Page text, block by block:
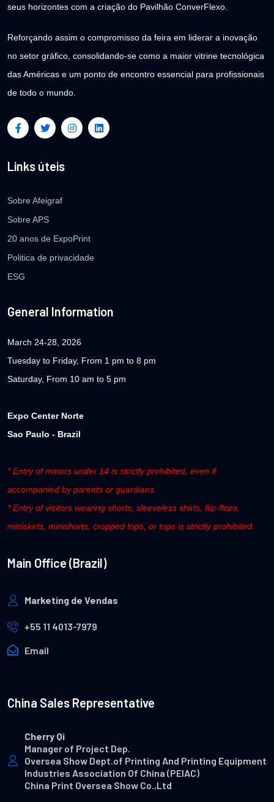
seus horizontes com a criação do Pavilhão ConverFlexo.
Reforçando assim o compromisso da feira em liderar a inovação
no setor gráfico, consolidando-se como a maior vitrine tecnológica
das Américas e um ponto de encontro essencial para profissionais
de todo o mundo.
Links úteis
Sobre Afeigraf
Sobre APS
20 anos de ExpoPrint
Politica de privacidade
ESG
General Information
March 24-28, 2026
Tuesday to Friday, From 1 pm to 8 pm
Saturday, From 10 am to 5 pm
Expo Center Norte
Sao Paulo - Brazil
* Entry of minors under 14 is strictly prohibited, even if
accompanied by parents or guardians.
* Entry of visitors wearing shorts, sleeveless shirts, flip-flops,
miniskirts, minishorts, cropped tops, or tops is strictly prohibited.
Main Office (Brazil)
Marketing de Vendas
+55 11 4013-7979
Email
China Sales Representative
Cherry Qi
Manager of Project Dep.
Oversea Show Dept.of Printing And Printing Equipment
Industries Association Of China (PEIAC)
China Print Oversea Show Co.,Ltd